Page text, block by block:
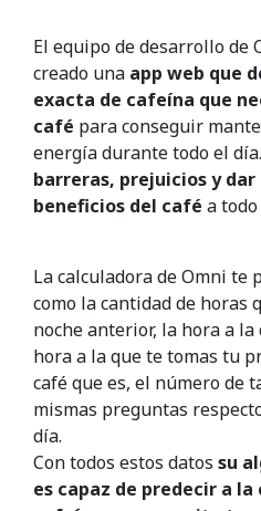
El equipo de desarrollo de
creado una app web que
exacta de cafeína que
café para conseguir
energía durante todo el
barreras, prejuicios y dar
beneficios del café a
La calculadora de Omni te
como la cantidad de horas
noche anterior, la hora a
hora a la que te tomas tu
café que es, el número de
mismas preguntas
día.
Con todos estos datos su
es capaz de predecir a